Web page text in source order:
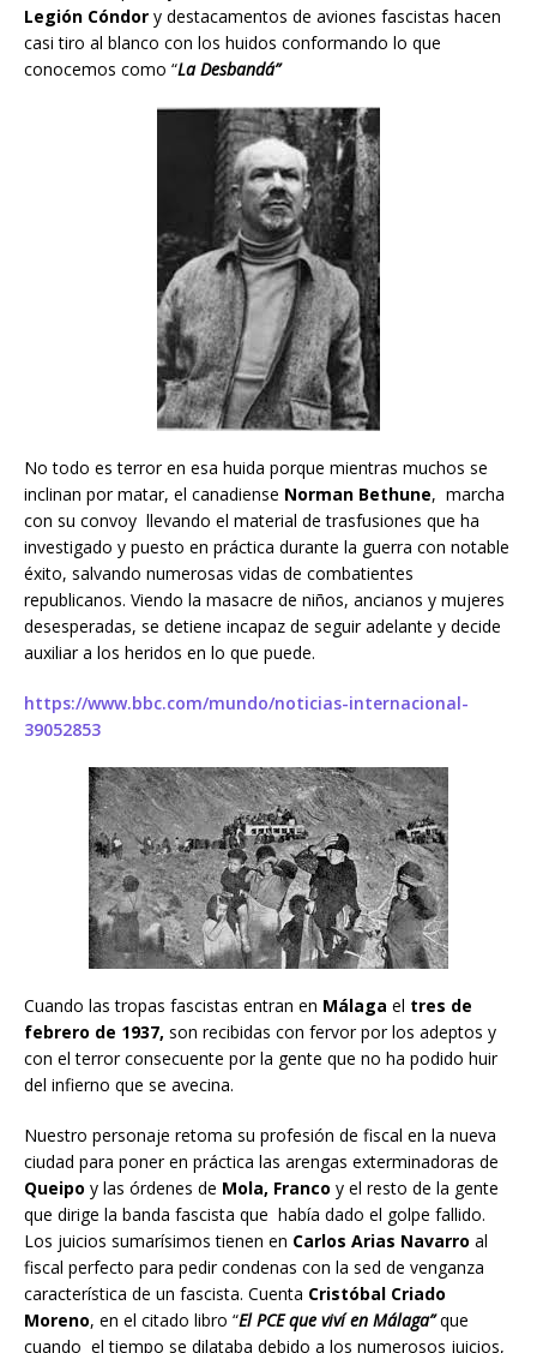
Legión Cóndor y destacamentos de aviones fascistas hacen
casi tiro al blanco con los huidos conformando lo que
conocemos como “La Desbandá”
No todo es terror en esa huida porque mientras muchos se
inclinan por matar, el canadiense Norman Bethune, marcha
con su convoy llevando el material de trasfusiones que ha
investigado y puesto en práctica durante la guerra con notable
éxito, salvando numerosas vidas de combatientes
republicanos. Viendo la masacre de niños, ancianos y mujeres
desesperadas, se detiene incapaz de seguir adelante y decide
auxiliar a los heridos en lo que puede.
https://www.bbc.com/mundo/noticias-internacional-
39052853
Cuando las tropas fascistas entran en Málaga el tres de
febrero de 1937, son recibidas con fervor por los adeptos y
con el terror consecuente por la gente que no ha podido huir
del infierno que se avecina.
Nuestro personaje retoma su profesión de fiscal en la nueva
ciudad para poner en práctica las arengas exterminadoras de
Queipo y las órdenes de Mola, Franco y el resto de la gente
que dirige la banda fascista que había dado el golpe fallido.
Los juicios sumarísimos tienen en Carlos Arias Navarro al
fiscal perfecto para pedir condenas con la sed de venganza
característica de un fascista. Cuenta Cristóbal Criado
Moreno, en el citado libro “El PCE que viví en Málaga”que
cuando el tiempo se dilataba debido a los numerosos juicios,